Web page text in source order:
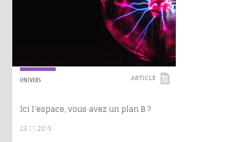
UNIVERS ARTICLE
Ici l’espace, vous avez un plan B ?
23.11.2015